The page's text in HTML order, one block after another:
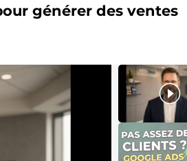
générer des ventes